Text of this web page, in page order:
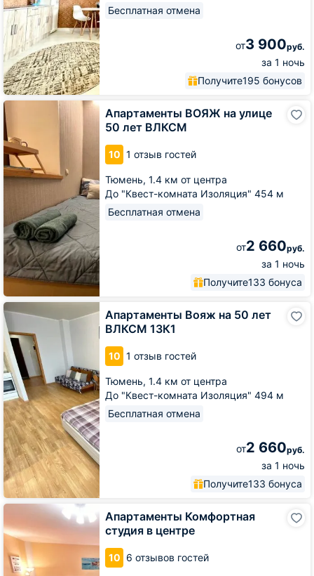
Бесплатная отмена
от3 900руб.
за 1 ночь
Получите195 бонусов
Апартаменты ВОЯЖ на улице
50 лет ВЛКСМ
10 1 отзыв гостей
Тюмень, 1.4 км от центра
До "Квест-комната Изоляция" 454 м
Бесплатная отмена
от2 660руб.
за 1 ночь
Получите133 бонуса
Апартаменты
ВОЯЖ
на
улице
50
лет
ВЛКСМ
Апартаменты Вояж на 50 лет
ВЛКСМ 13К1
10 1 отзыв гостей
Тюмень, 1.4 км от центра
До "Квест-комната Изоляция" 494 м
Бесплатная отмена
от2 660руб.
за 1 ночь
Получите133 бонуса
Апартаменты
Вояж
на
50
лет
ВЛКСМ
13К1
Апартаменты Комфортная
студия в центре
10 6 отзывов гостей
Апартаменты
студия
центре